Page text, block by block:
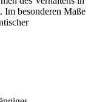
Im besonderen Maße